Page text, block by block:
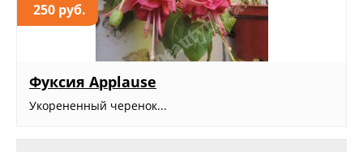
250 руб.
Фуксия Applause
Укорененный черенок...